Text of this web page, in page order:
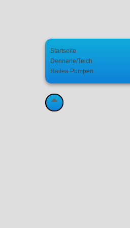
Startseite
Dennerle/Teich
Hailea Pumpen